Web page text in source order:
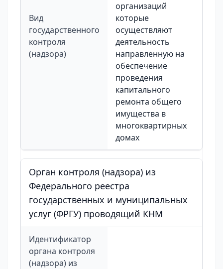
Вид
государственного
контроля
(надзора)
организаций
которые
осуществляют
деятельность
направленную на
обеспечение
проведения
капитального
ремонта общего
имущества в
многоквартирных
домах
Орган контроля (надзора) из
Федерального реестра
государственных и муниципальных
услуг (ФРГУ) проводящий КНМ
Идентификатор
органа контроля
(надзора) из